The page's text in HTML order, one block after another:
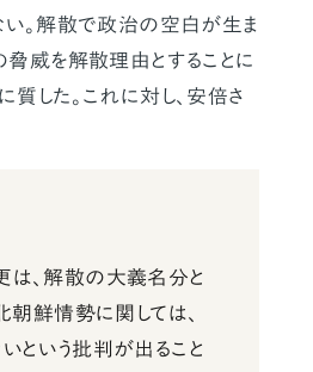
い。解散で政治の空白が生ま
脅威を解散理由とすることに
した。これに対し、安倍さ
、解散の大義名分と
朝鮮情勢に関しては、
という批判が出ること